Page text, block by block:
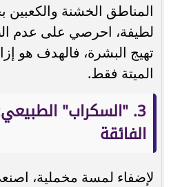
المناطق الخشنة والكعبين
لطيفة، احرصي على عدم
تهيج البشرة، فالهدف هو
الميتة فقط.
3. "السكراب"
الفائقة
لإضفاء لمسة مخملية،